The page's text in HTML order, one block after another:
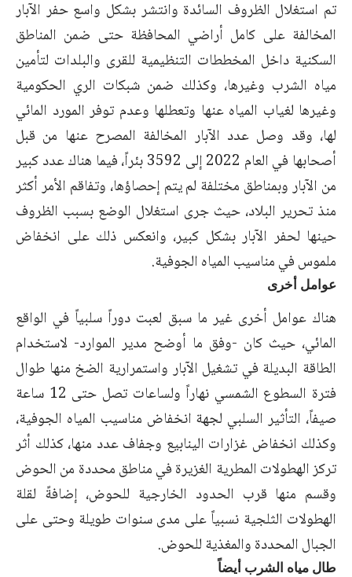
تم استغلال الظروف السائدة وانتشر بشكل واسع حفر الآبار
المخالفة على كامل أراضي المحافظة حتى ضمن المناطق
السكنية داخل المخططات التنظيمية للقرى والبلدات لتأمين
مياه الشرب وغيرها، وكذلك ضمن شبكات الري الحكومية
وغيرها لغياب المياه عنها وتعطلها وعدم توفر المورد المائي
لها، وقد وصل عدد الآبار المخالفة المصرح عنها من قبل
أصحابها في العام 2022 إلى 3592 بئراً، فيما هناك عدد كبير
من الآبار وبمناطق مختلفة لم يتم إحصاؤها، وتفاقم الأمر أكثر
منذ تحرير البلاد، حيث جرى استغلال الوضع بسبب الظروف
حينها لحفر الآبار بشكل كبير، وانعكس ذلك على انخفاض
ملموس في مناسيب المياه الجوفية.
عوامل أخرى
هناك عوامل أخرى غير ما سبق لعبت دوراً سلبياً في الواقع
المائي، حيث كان -وفق ما أوضح مدير الموارد- لاستخدام
الطاقة البديلة في تشغيل الآبار واستمرارية الضخ منها طوال
فترة السطوع الشمسي نهاراً ولساعات تصل حتى 12 ساعة
صيفاً، التأثير السلبي لجهة انخفاض مناسيب المياه الجوفية،
وكذلك انخفاض غزارات الينابيع وجفاف عدد منها، كذلك أثر
تركز الهطولات المطرية الغزيرة في مناطق محددة من الحوض
وقسم منها قرب الحدود الخارجية للحوض، إضافةً لقلة
الهطولات الثلجية نسبياً على مدى سنوات طويلة وحتى على
الجبال المحددة والمغذية للحوض.
طال مياه الشرب أيضاً